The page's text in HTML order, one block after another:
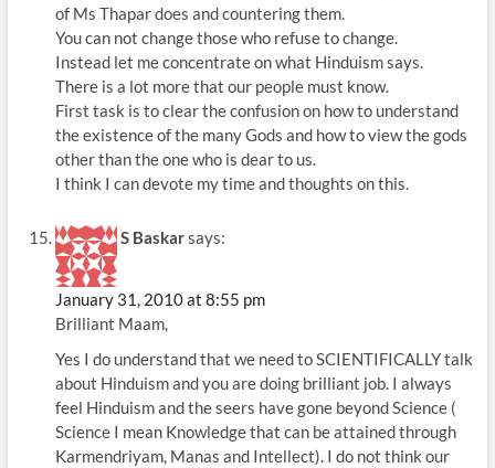
of Ms Thapar does and countering them.
You can not change those who refuse to change.
Instead let me concentrate on what Hinduism says.
There is a lot more that our people must know.
First task is to clear the confusion on how to understand
the existence of the many Gods and how to view the gods
other than the one who is dear to us.
I think I can devote my time and thoughts on this.
S Baskarsays:
January 31, 2010 at 8:55 pm
Brilliant Maam,
Yes I do understand that we need to SCIENTIFICALLY talk
about Hinduism and you are doing brilliant job. I always
feel Hinduism and the seers have gone beyond Science (
Science I mean Knowledge that can be attained through
Karmendriyam, Manas and Intellect). I do not think our